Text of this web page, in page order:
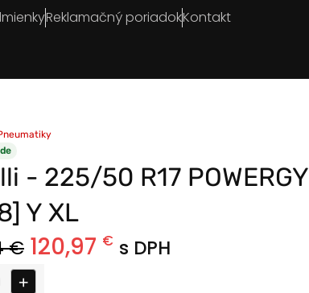
Reklamačný poriadokKontakt
- 225/50 R17 POWERGY
Y XL
€ 120,97 € s DPH
+